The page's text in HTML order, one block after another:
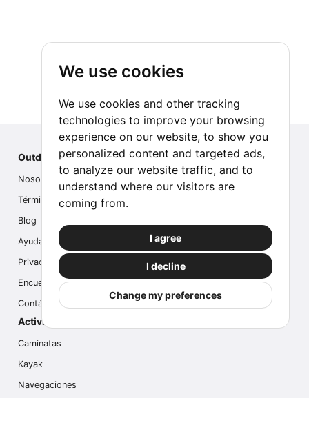
We use cookies
We use cookies and other tracking
technologies to improve your browsing
experience on our website, to show you
personalized content and targeted ads,
to analyze our website traffic, and to
understand where our visitors are
coming from.
I agree
I decline
Change my preferences
Outdoor Index
Nosotros
Términos
Blog
Ayuda
Privacidad
Encuesta
Contáctanos
Actividades populares
Caminatas
Kayak
Navegaciones